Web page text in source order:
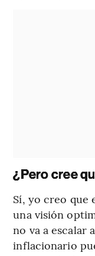
¿Pero cree
Sí, yo creo que
una visión
no va a escalar
inflacionario